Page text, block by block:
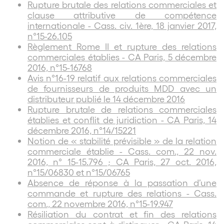
Rupture brutale des relations commerciales et
clause attributive de compétence
internationale - Cass. civ. 1ère, 18 janvier 2017,
n°15-26.105
Règlement Rome II et rupture des relations
commerciales établies - CA Paris, 5 décembre
2016, n°15-16768
Avis n°16-19 relatif aux relations commerciales
de fournisseurs de produits MDD avec un
distributeur publié le 14 décembre 2016
Rupture brutale de relations commerciales
établies et conflit de juridiction - CA Paris, 14
décembre 2016, n°14/15221
Notion de « stabilité prévisible » de la relation
commerciale établie - Cass. com., 22 nov.
2016, n° 15-15.796 ; CA Paris, 27 oct. 2016,
n°15/06830 et n°15/06765
Absence de réponse à la passation d’une
commande et rupture des relations - Cass.
com., 22 novembre 2016, n°15-19.947
Résiliation du contrat et fin des relations